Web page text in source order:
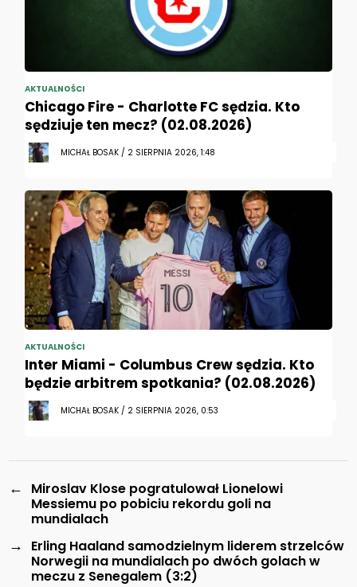
AKTUALNOŚCI
Chicago Fire - Charlotte FC sędzia. Kto
sędziuje ten mecz? (02.08.2026)
MICHAŁ BOSAK / 2 SIERPNIA 2026, 1:48
AKTUALNOŚCI
Inter Miami - Columbus Crew sędzia. Kto
będzie arbitrem spotkania? (02.08.2026)
MICHAŁ BOSAK / 2 SIERPNIA 2026, 0:53
←
Miroslav Klose pogratulował Lionelowi
Messiemu po pobiciu rekordu goli na
mundialach
→
Erling Haaland samodzielnym liderem strzelców
Norwegii na mundialach po dwóch golach w
meczu z Senegalem (3:2)